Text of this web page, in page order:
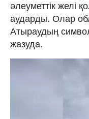
әлеуметтік желі
аударды. Олар
Атыраудың
жазуда.